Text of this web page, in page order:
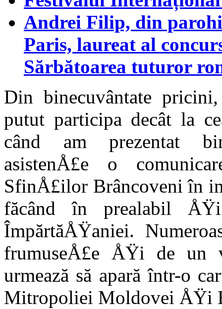
Andrei Filip, din
Paris, laureat al
Sărbătoarea tuturor
Din binecuvântate
putut participa decât la
când am prezentat
asistenÅ£e o
SfinÅ£ilor Brâncoveni în
făcând în prealabil
ÎmpărtăÅŸaniei.
frumuseÅ£e ÅŸi de un
urmează să apară într-o
Mitropoliei Moldovei ÅŸi